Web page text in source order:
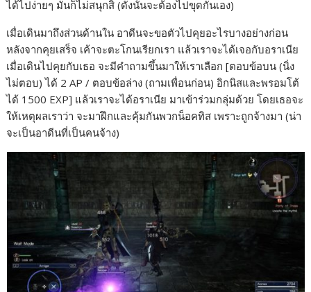
ได้ไปง่ายๆ มันก็ไม่สนุกสิ (ดังนั้นจะต้องไปขุดกันเอง)
เมื่อเดินมาถึงส่วนด้านใน อาดีนจะขอตัวไปคุยอะไรบางอย่างก่อน
หลังจากคุยเสร็จ เค้าจะตะโกนเรียกเรา แล้วเราจะได้เจอกับอราเนีย
เมื่อเดินไปคุยกับเธอ จะมีคำถามขึ้นมาให้เราเลือก [ตอบข้อบน (นิ่ง
ไม่ตอบ) ได้ 2 AP / ตอบข้อล่าง (ถามเพื่อนก่อน) อิกนิสและพรอมโต้
ได้ 1500 EXP] แล้วเราจะได้อราเนีย มาเข้าร่วมกลุ่มด้วย โดยเธอจะ
ให้เหตุผลเราว่า จะมาฝึกและคุ้มกันพวกน็อคทิส เพราะถูกจ้างมา (น่า
จะเป็นอาดีนที่เป็นคนจ้าง)